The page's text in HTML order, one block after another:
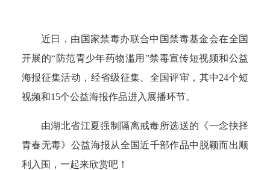
近日， 由国家禁毒办联合中国禁毒基金会在全国
开展的“防范青少年药物滥用”禁毒宣传短视频和公益
海报征集活动， 经省级征集、全国评审， 其中24个短
视频和15个公益海报作品进入展播环节。
由湖北省江夏强制隔离戒毒所选送的《一念抉择
青春无毒》 公益海报从全国近千部作品中脱颖而出顺
利入围，一起来欣赏吧！